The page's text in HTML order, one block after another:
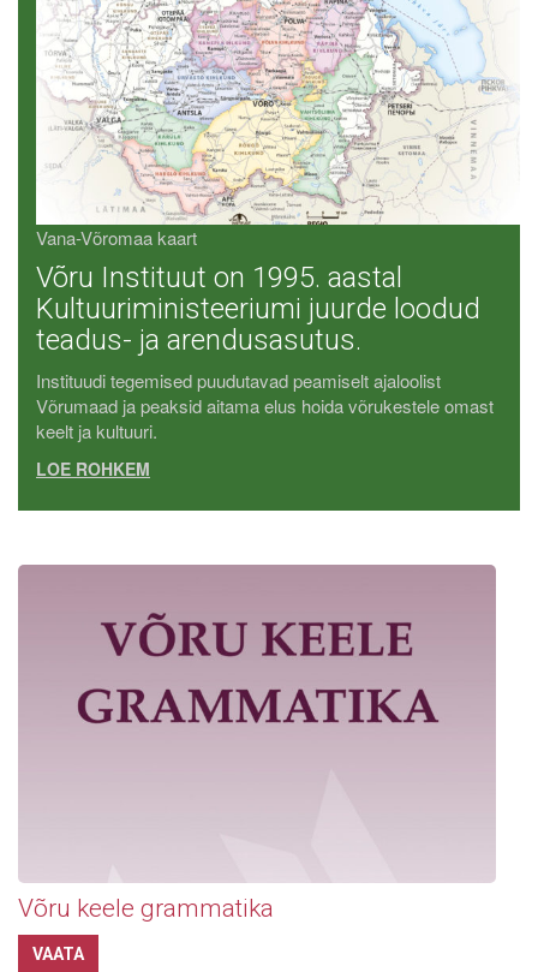
Vana-Võromaa kaart
Võru Instituut on 1995. aastal
Kultuuriministeeriumi juurde loodud
teadus- ja arendusasutus.
Instituudi tegemised puudutavad peamiselt ajaloolist
Võrumaad ja peaksid aitama elus hoida võrukestele omast
keelt ja kultuuri.
LOE ROHKEM
Võru keele grammatika
VAATA